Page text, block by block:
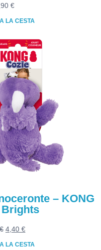
€
LA CESTA
– KONG
Brights
€ El
4,40 €El
LA CESTA